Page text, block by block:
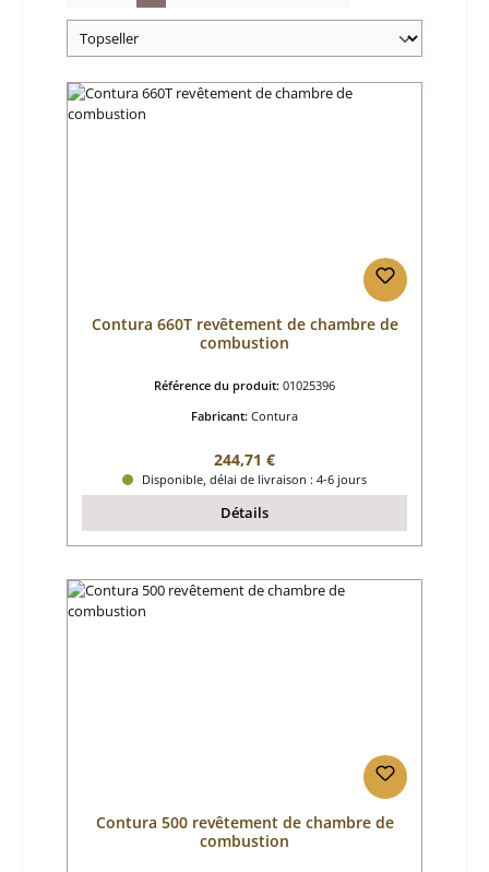
Contura 660T revêtement de chambre de
combustion
Référence du produit: 01025396
Fabricant: Contura
Prix régulier :
244,71 €
Disponible, délai de livraison : 4-6 jours
Détails
Contura 500 revêtement de chambre de
combustion